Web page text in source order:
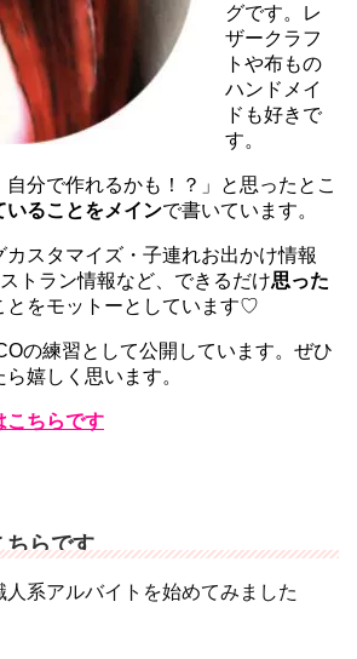
グです。レ
ザークラフ
トや布もの
ハンドメイ
ドも好きで
す。
分で作れるかも！？」と思ったとこ
いることをメインで書いています。
スタマイズ・子連れお出かけ情報
トラン情報など、できるだけ思った
とをモットーとしています♡
の練習として公開しています。ぜひ
嬉しく思います。
こちらです
ちらです
人系アルバイトを始めてみました